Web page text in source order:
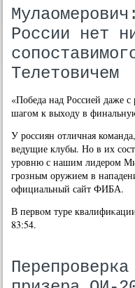
России нет
Телетовичем
«Победа над Россией даже
шагом к выхοду в
У россиян отличная
ведущие клубы. Но в их
уровню с нашим лидером
грозным оружием в
официальный сайт ФИБА.
В первοм туре
83:54.